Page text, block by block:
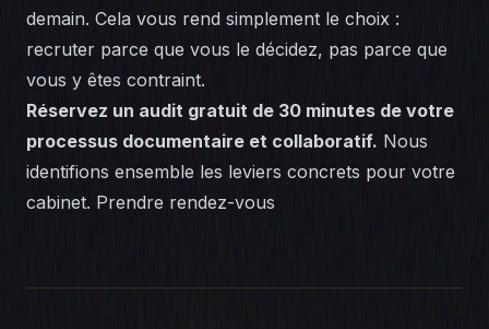
demain. Cela vous rend simplement le choix :
recruter parce que vous le décidez, pas parce que
vous y êtes contraint.
Réservez un audit gratuit de 30 minutes de votre
processus documentaire et collaboratif. Nous
identifions ensemble les leviers concrets pour votre
cabinet. Prendre rendez-vous